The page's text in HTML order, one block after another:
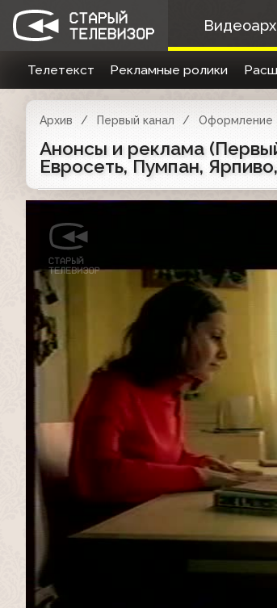
Телетекст Рекламные ролики
Архив Первый канал Оформление
Анонсы и реклама
Евросеть, Пумпан,